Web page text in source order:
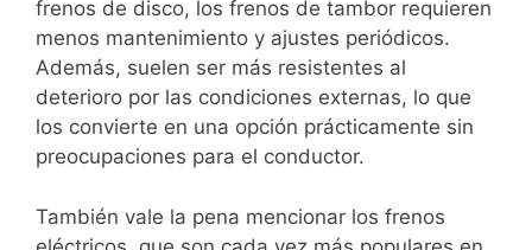
frenos de disco, los frenos de tambor requieren
menos mantenimiento y ajustes periódicos.
Además, suelen ser más resistentes al
deterioro por las condiciones externas, lo que
los convierte en una opción prácticamente sin
preocupaciones para el conductor.
También vale la pena mencionar los frenos